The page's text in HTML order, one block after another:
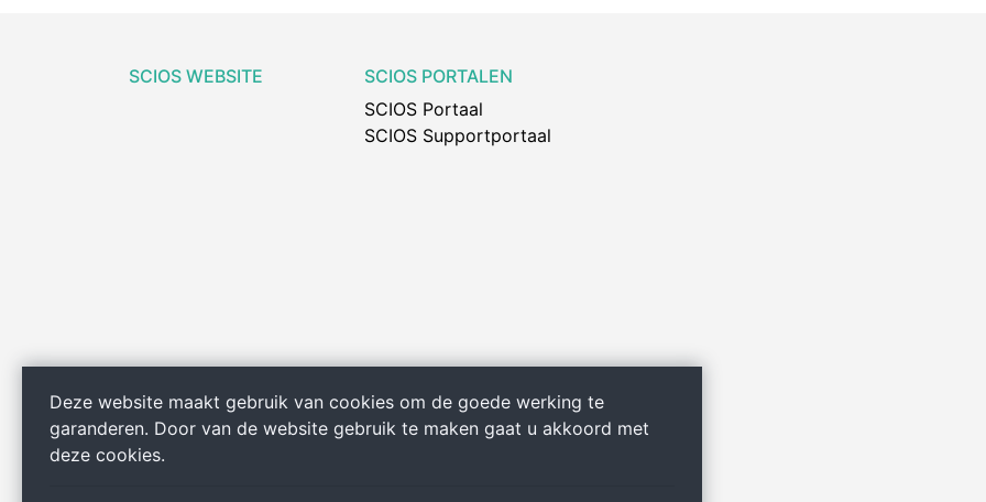
SCIOS WEBSITE
SCIOS PORTALEN
SCIOS Portaal
SCIOS Supportportaal
Deze website maakt gebruik van cookies om de goede werking te
garanderen. Door van de website gebruik te maken gaat u akkoord met
deze cookies.